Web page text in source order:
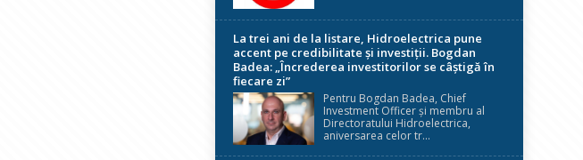
La trei ani de la listare, Hidroelectrica pune
accent pe credibilitate și investiții. Bogdan
Badea: „Încrederea investitorilor se câștigă în
fiecare zi”
Pentru Bogdan Badea, Chief
Investment Officer și membru al
Directoratului Hidroelectrica,
aniversarea celor tr...